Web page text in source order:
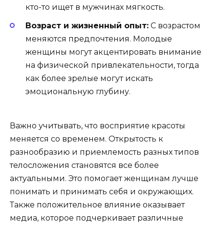
кто-то ищет в мужчинах мягкость.
Возраст и жизненный опыт: С возрастом
меняются предпочтения. Молодые
женщины могут акцентировать внимание
на физической привлекательности, тогда
как более зрелые могут искать
эмоциональную глубину.
Важно учитывать, что восприятие красоты
меняется со временем. Открытость к
разнообразию и приемлемость разных типов
телосложения становятся все более
актуальными. Это помогает женщинам лучше
понимать и принимать себя и окружающих.
Также положительное влияние оказывает
медиа, которое подчеркивает различные